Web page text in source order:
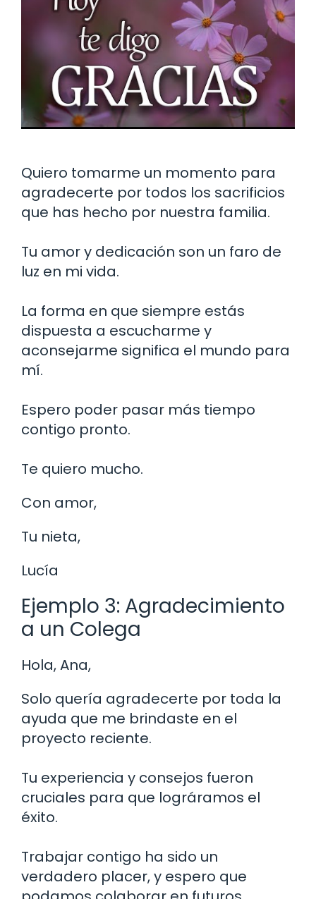
Quiero tomarme un momento para
agradecerte por todos los sacrificios
que has hecho por nuestra familia.
Tu amor y dedicación son un faro de
luz en mi vida.
La forma en que siempre estás
dispuesta a escucharme y
aconsejarme significa el mundo para
mí.
Espero poder pasar más tiempo
contigo pronto.
Te quiero mucho.
Con amor,
Tu nieta,
Lucía
Ejemplo 3: Agradecimiento
a un Colega
Hola, Ana,
Solo quería agradecerte por toda la
ayuda que me brindaste en el
proyecto reciente.
Tu experiencia y consejos fueron
cruciales para que lográramos el
éxito.
Trabajar contigo ha sido un
verdadero placer, y espero que